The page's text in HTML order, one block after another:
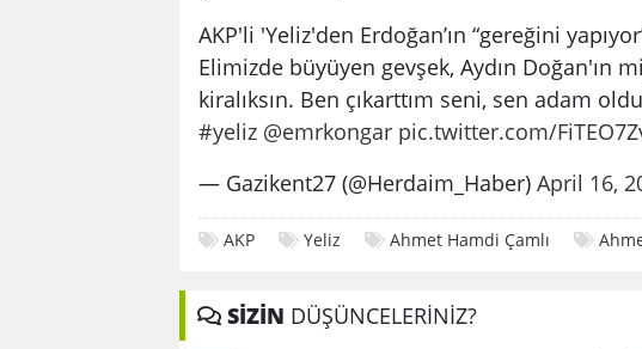
AKP'li 'Yeliz'den Erdoğan’ın “gereğini
Elimizde büyüyen gevşek, Aydın Doğan'ın
kiralıksın. Ben çıkarttım seni, sen adam
#yeliz @emrkongar pic.twitter.com/
— Gazikent27 (@Herdaim_Haber) April 16,
AKP Yeliz Ahmet Hamdi Çamlı
SİZİN DÜŞÜNCELERİNİZ?